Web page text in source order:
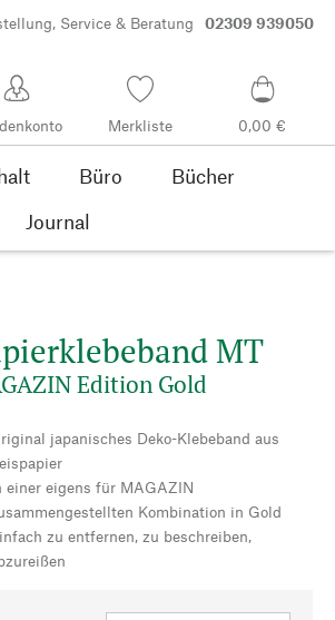
Service & Beratung 02309 939050
Merkliste 0,00 €
Büro
Bücher
Journal
MT
Edition Gold
japanisches Deko-Klebeband aus
einer eigens für MAGAZIN
Kombination in Gold
zu entfernen, zu beschreiben,